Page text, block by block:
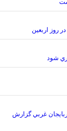
روز اربعین
شود
غربي گزارش